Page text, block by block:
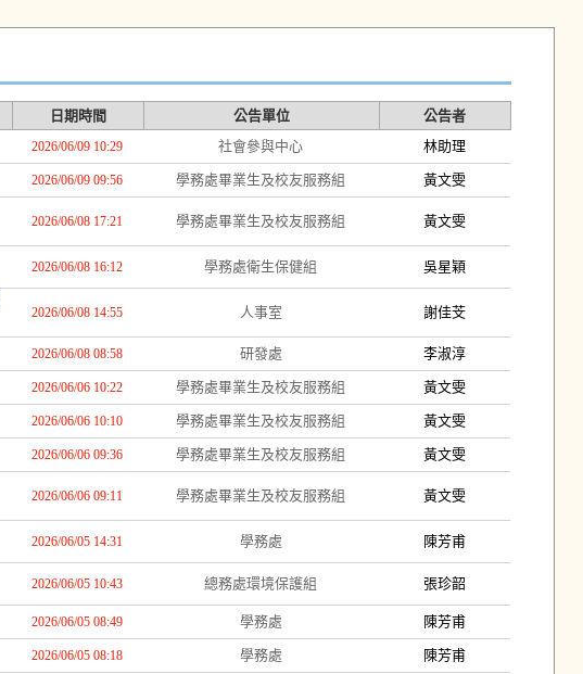
日期時間 公告單位 公告者
2026/06/09 10:29 社會參與中心 林助理
2026/06/09 09:56 學務處畢業生及校友服務組 黃文雯
2026/06/08 17:21 學務處畢業生及校友服務組 黃文雯
2026/06/08 16:12 學務處衛生保健組 吳星穎
2026/06/08 14:55 人事室 謝佳芠
2026/06/08 08:58 研發處 李淑淳
2026/06/06 10:22 學務處畢業生及校友服務組 黃文雯
2026/06/06 10:10 學務處畢業生及校友服務組 黃文雯
2026/06/06 09:36 學務處畢業生及校友服務組 黃文雯
2026/06/06 09:11 學務處畢業生及校友服務組 黃文雯
2026/06/05 14:31 學務處 陳芳甫
2026/06/05 10:43 總務處環境保護組 張珍韶
2026/06/05 08:49 學務處 陳芳甫
2026/06/05 08:18 學務處 陳芳甫